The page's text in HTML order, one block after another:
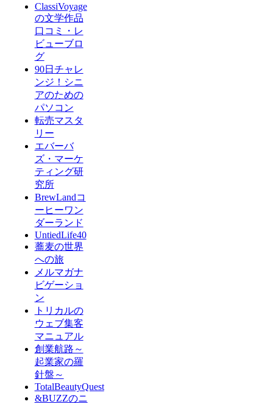
ClassiVoyage
の文学作品
口コミ・レ
ビューブロ
グ
90日チャレ
ンジ！シニ
アのための
パソコン
転売マスタ
リー
エバーバ
ズ・マーケ
ティング研
究所
BrewLandコ
ーヒーワン
ダーランド
UntiedLife40
蕎麦の世界
への旅
メルマガナ
ビゲーショ
ン
トリカルの
ウェブ集客
マニュアル
創業航路～
起業家の羅
針盤～
TotalBeautyQuest
&BUZZのニ